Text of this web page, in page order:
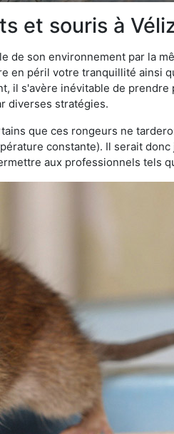
et souris à
de son environnement par la
en péril votre tranquillité ainsi
il s'avère inévitable de
diverses stratégies.
que ces rongeurs ne
constante). Il serait
aux professionnels tels